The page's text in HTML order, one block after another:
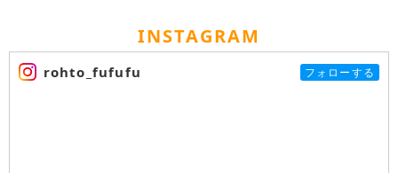
INSTAGRAM
rohto_fufufu フォローする